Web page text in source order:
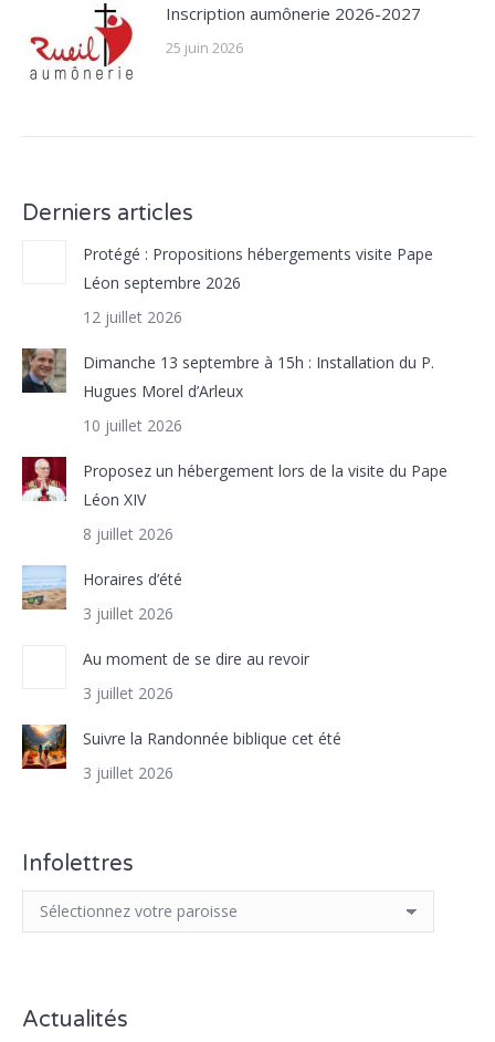
Inscription aumônerie 2026-2027
25 juin 2026
Derniers articles
Protégé : Propositions hébergements visite Pape
Léon septembre 2026
12 juillet 2026
Dimanche 13 septembre à 15h : Installation du P.
Hugues Morel d’Arleux
10 juillet 2026
Proposez un hébergement lors de la visite du Pape
Léon XIV
8 juillet 2026
Horaires d’été
3 juillet 2026
Au moment de se dire au revoir
3 juillet 2026
Suivre la Randonnée biblique cet été
3 juillet 2026
Infolettres
Actualités